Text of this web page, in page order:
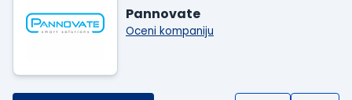
Pannovate
Oceni kompaniju